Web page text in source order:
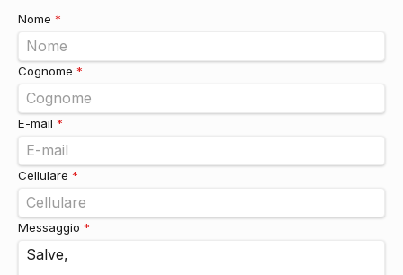
Nome *
Cognome *
E-mail *
Cellulare *
Messaggio *